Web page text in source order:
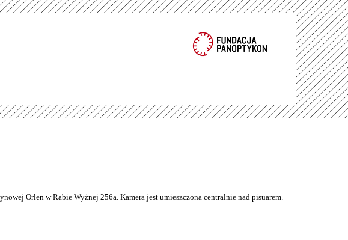
Orlen w Rabie Wyżnej 256a. Kamera jest umieszczona centralnie nad pisuarem.